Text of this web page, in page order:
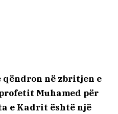
qëndron në zbritjen e
Muhamed për
e Kadrit është një